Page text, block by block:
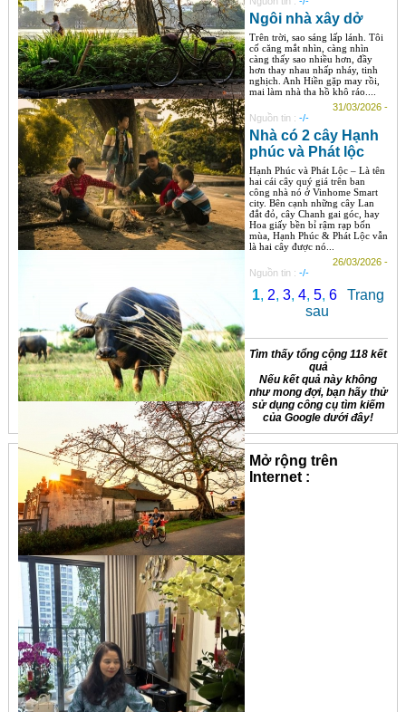
Ngôi nhà xây dở
Trên trời, sao sáng lấp lánh. Tôi
cố căng mắt nhìn, càng nhìn
càng thấy sao nhiều hơn, đầy
hơn thay nhau nhấp nháy, tinh
nghịch. Anh Hiền gặp may rồi,
mai làm nhà tha hồ khô ráo....
31/03/2026 -
Nguồn tin : -/-
Nhà có 2 cây Hạnh
phúc và Phát lộc
Hạnh Phúc và Phát Lộc – Là tên
hai cái cây quý giá trên ban
công nhà nó ở Vinhome Smart
city. Bên cạnh những cây Lan
đắt đỏ, cây Chanh gai góc, hay
Hoa giấy bền bỉ rậm rạp bốn
mùa, Hạnh Phúc & Phát Lộc vẫn
là hai cây được nó...
26/03/2026 -
Nguồn tin : -/-
1,2,3,4,5,6
Trang
sau
Tìm thấy tổng cộng 118 kết
quả
Nếu kết quả này không
như mong đợi, bạn hãy thử
sử dụng công cụ tìm kiếm
của Google dưới đây!
Mở rộng trên
Internet :